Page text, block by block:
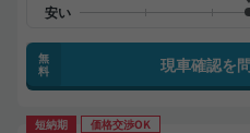
無
料
現車確認を
短納期 価格交渉OK